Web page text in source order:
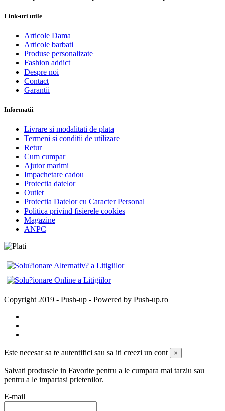
Link-uri utile
Articole Dama
Articole barbati
Produse personalizate
Fashion addict
Despre noi
Contact
Garantii
Informatii
Livrare si modalitati de plata
Termeni si conditii de utilizare
Retur
Cum cumpar
Ajutor marimi
Impachetare cadou
Protectia datelor
Outlet
Protectia Datelor cu Caracter Personal
Politica privind fisierele cookies
Magazine
ANPC
Copyright 2019 - Push-up - Powered by Push-up.ro
Este necesar sa te autentifici sau sa iti creezi un cont ×
Salvati produsele in Favorite pentru a le cumpara mai tarziu sau
pentru a le impartasi prietenilor.
E-mail